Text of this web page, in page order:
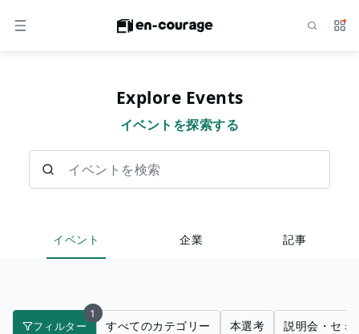
メニュー サ
Explore Events
イベントを探索する
イベント 企業 記事
フィルター
1
すべてのカテゴリー 本選考 説明会・セミ